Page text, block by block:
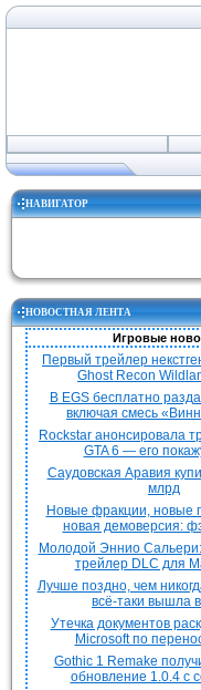
НАВИГАТОР
НОВОСТНАЯ ЛЕНТА
Игровые
Первый трейлер
Ghost Recon
В EGS бесплатно
включая смесь
Rockstar анонсировала
GTA 6 — его
Саудовская Аравия
млрд
Новые фракции, новые
новая демоверсия:
Молодой Эннио
трейлер DLC для
Лучше поздно, чем
всё-таки вышла
Утечка документов
Microsoft по
Gothic 1 Remake
обновление 1.0.4 с